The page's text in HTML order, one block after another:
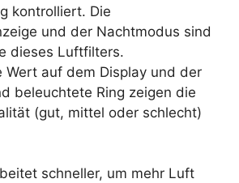
kontrolliert. Die
und der Nachtmodus sind
dieses Luftfilters.
Wert auf dem Display und der
beleuchtete Ring zeigen die
(gut, mittel oder schlecht)
schneller, um mehr Luft